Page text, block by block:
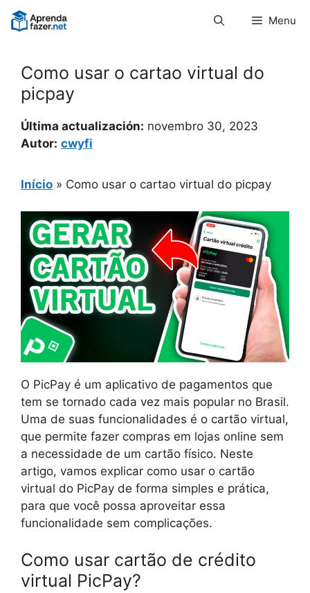
Pular
para
Menu
Como usar o cartao virtual do
picpay
Última actualización: novembro 30, 2023
Autor: cwyfi
Início » Como usar o cartao virtual do picpay
O PicPay é um aplicativo de pagamentos que
tem se tornado cada vez mais popular no Brasil.
Uma de suas funcionalidades é o cartão virtual,
que permite fazer compras em lojas online sem
a necessidade de um cartão físico. Neste
artigo, vamos explicar como usar o cartão
virtual do PicPay de forma simples e prática,
para que você possa aproveitar essa
funcionalidade sem complicações.
Como usar cartão de crédito
virtual PicPay?